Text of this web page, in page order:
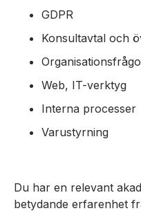
GDPR
Konsultavtal och
Web, IT-verktyg
Interna processer
Varustyrning
Du har en relevant
betydande erfarenhet